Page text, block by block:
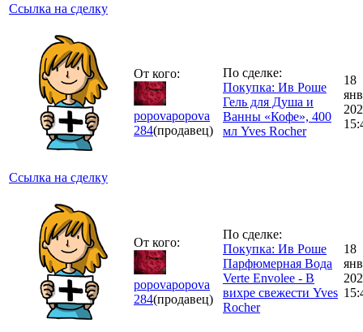
Ссылка на сделку
Ссылка на сделку
От кого:
popovapopova
284(продавец)
По сделке:
Покупка: Ив Роше
Гель для Душа и
Ванны «Кофе», 400
мл Yves Rocher
18
янв
От кого:
popovapopova
284(продавец)
По сделке:
Покупка: Ив Роше
Парфюмерная Вода
Verte Envolee - В
вихре свежести Yves
Rocher
18
янв